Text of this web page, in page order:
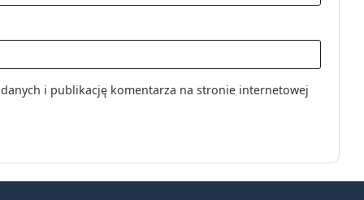
i publikację komentarza na stronie internetowej